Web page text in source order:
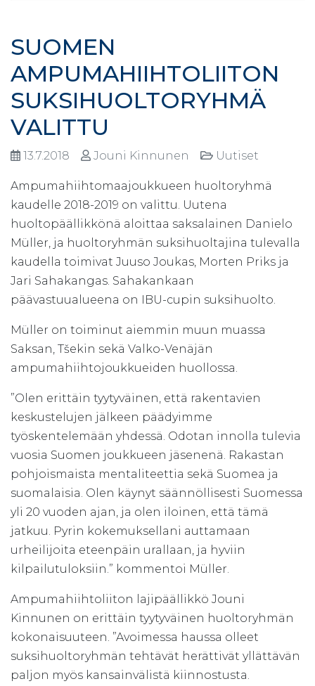
SUOMEN
AMPUMAHIIHTOLIITON
SUKSIHUOLTORYHMÄ
VALITTU
13.7.2018 Jouni Kinnunen Uutiset
Ampumahiihtomaajoukkueen huoltoryhmä
kaudelle 2018-2019 on valittu. Uutena
huoltopäällikkönä aloittaa saksalainen Danielo
Müller, ja huoltoryhmän suksihuoltajina tulevalla
kaudella toimivat Juuso Joukas, Morten Priks ja
Jari Sahakangas. Sahakankaan
päävastuualueena on IBU-cupin suksihuolto.
Müller on toiminut aiemmin muun muassa
Saksan, Tšekin sekä Valko-Venäjän
ampumahiihtojoukkueiden huollossa.
”Olen erittäin tyytyväinen, että rakentavien
keskustelujen jälkeen päädyimme
työskentelemään yhdessä. Odotan innolla tulevia
vuosia Suomen joukkueen jäsenenä. Rakastan
pohjoismaista mentaliteettia sekä Suomea ja
suomalaisia. Olen käynyt säännöllisesti Suomessa
yli 20 vuoden ajan, ja olen iloinen, että tämä
jatkuu. Pyrin kokemuksellani auttamaan
urheilijoita eteenpäin urallaan, ja hyviin
kilpailutuloksiin.” kommentoi Müller.
Ampumahiihtoliiton lajipäällikkö Jouni
Kinnunen on erittäin tyytyväinen huoltoryhmän
kokonaisuuteen. ”Avoimessa haussa olleet
suksihuoltoryhmän tehtävät herättivät yllättävän
paljon myös kansainvälistä kiinnostusta.